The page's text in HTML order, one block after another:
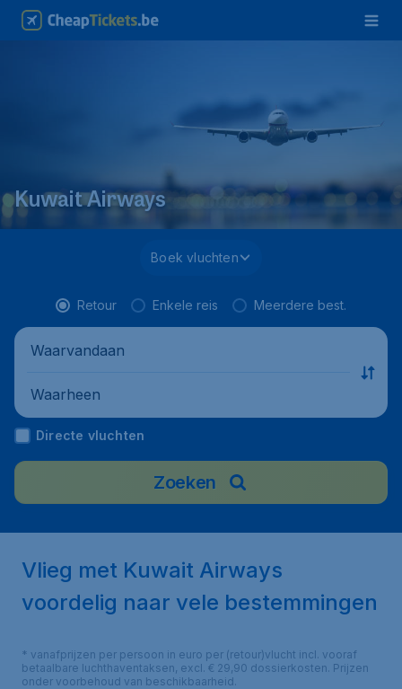
Kuwait Airways
Boek vluchten
Retour Enkele reis Meerdere best.
Waarvandaan
Waarheen
Directe vluchten
Zoeken
Vlieg met Kuwait Airways
voordelig naar vele bestemmingen
* vanafprijzen per persoon in euro per (retour)vlucht incl. vooraf
betaalbare luchthaventaksen, excl. € 29,90 dossierkosten. Prijzen
onder voorbehoud van beschikbaarheid.